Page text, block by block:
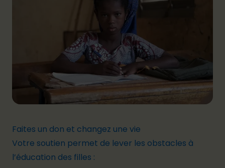
Faites un don et changez une vie
Votre soutien permet de lever les obstacles à
l’éducation des filles :